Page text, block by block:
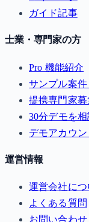
ガイド記事
士業・専門家の方
Pro 機能紹介
サンプル案
提携専門家募
30分デモを相
デモアカウ
運営情報
運営会社につ
よくある質問
お問い合わせ